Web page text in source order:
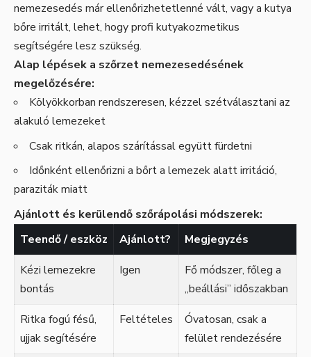
nemezesedés már ellenőrizhetetlenné vált, vagy a kutya
bőre irritált, lehet, hogy profi kutyakozmetikus
segítségére lesz szükség.
Alap lépések a szőrzet nemezesedésének
megelőzésére:
Kölyökkorban rendszeresen, kézzel szétválasztani az
alakuló lemezeket
Csak ritkán, alapos szárítással együtt fürdetni
Időnként ellenőrizni a bőrt a lemezek alatt irritáció,
paraziták miatt
Ajánlott és kerülendő szőrápolási módszerek:
Teendő / eszköz
Ajánlott?
Megjegyzés
Kézi lemezekre
bontás
Igen
Fő módszer, főleg a
„beállási” időszakban
Ritka fogú fésű,
ujjak segítésére
Feltételes
Óvatosan, csak a
felület rendezésére